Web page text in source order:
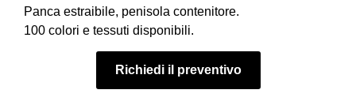
Panca estraibile, penisola contenitore.
100 colori e tessuti disponibili.
Richiedi il preventivo